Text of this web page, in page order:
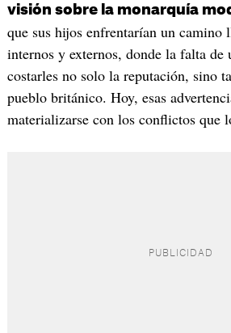
visión sobre la monarquía
que sus hijos enfrentarían un camino
internos y externos, donde la falta de
costarles no solo la reputación, sino
pueblo británico. Hoy, esas
materializarse con los conflictos que